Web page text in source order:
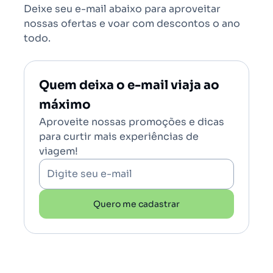
Deixe seu e-mail abaixo para aproveitar
nossas ofertas e voar com descontos o ano
todo.
Quem deixa o e-mail viaja ao
máximo
Aproveite nossas promoções e dicas
para curtir mais experiências de
viagem!
Digite seu e-mail
Quero me cadastrar